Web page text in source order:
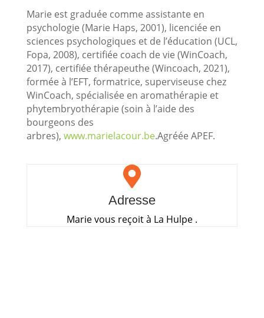
Marie est graduée comme assistante en
psychologie (Marie Haps, 2001), licenciée en
sciences psychologiques et de l’éducation (UCL,
Fopa, 2008), certifiée coach de vie (WinCoach,
2017), certifiée thérapeuthe (Wincoach, 2021),
formée à l’EFT, formatrice, superviseuse chez
WinCoach, spécialisée en aromathérapie et
phytembryothérapie (soin à l’aide des
bourgeons des
arbres), www.marielacour.be.Agréée APEF.

Adresse
Marie vous reçoit à La Hulpe .